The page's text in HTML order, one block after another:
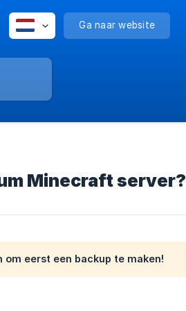
Ga naar website
Minecraft server?
om eerst een backup te maken!